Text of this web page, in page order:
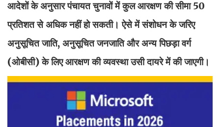
आदेशों के अनुसार पंचायत चुनावों में कुल आरक्षण की सीमा 50
प्रतिशत से अधिक नहीं हो सकती। ऐसे में संशोधन के जरिए
अनुसूचित जाति, अनुसूचित जनजाति और अन्य पिछड़ा वर्ग
(ओबीसी) के लिए आरक्षण की व्यवस्था उसी दायरे में की जाएगी।